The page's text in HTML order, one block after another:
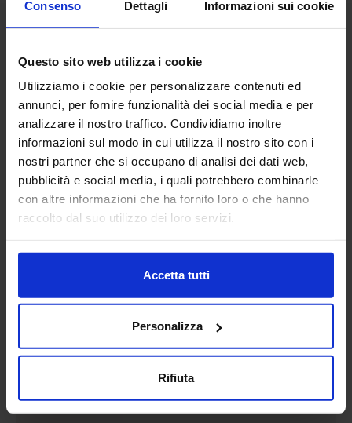
Consenso Dettagli Informazioni sui cookie
Questo sito web utilizza i cookie
Utilizziamo i cookie per personalizzare contenuti ed
annunci, per fornire funzionalità dei social media e per
analizzare il nostro traffico. Condividiamo inoltre
informazioni sul modo in cui utilizza il nostro sito con i
nostri partner che si occupano di analisi dei dati web,
pubblicità e social media, i quali potrebbero combinarle
con altre informazioni che ha fornito loro o che hanno
raccolto dal suo utilizzo dei loro servizi.
Accetta tutti
Personalizza
Rifiuta
Potrebbe interessarti anche
-3%